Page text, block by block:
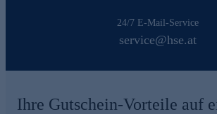
24/7 E-Mail-Service
service@hse.at
Ihre Gutschein-Vorteile auf